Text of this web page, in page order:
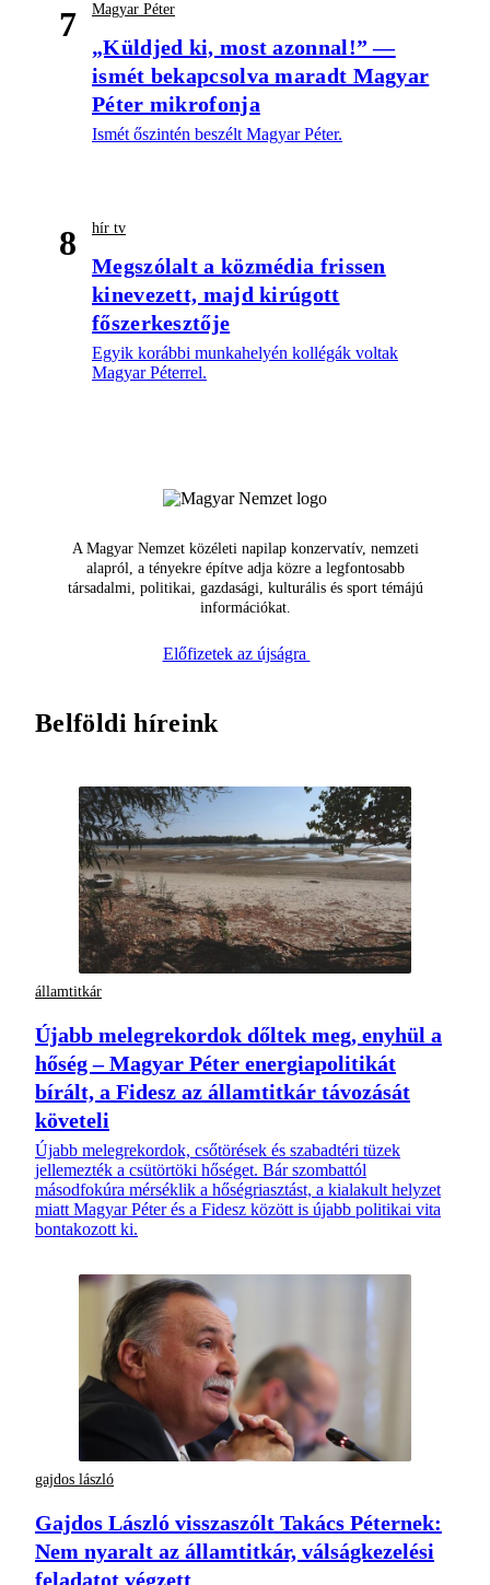
7 Magyar Péter
„Küldjed ki, most azonnal!” —
ismét bekapcsolva maradt Magyar
Péter mikrofonja
Ismét őszintén beszélt Magyar Péter.
8 hír tv
Megszólalt a közmédia frissen
kinevezett, majd kirúgott
főszerkesztője
Egyik korábbi munkahelyén kollégák voltak
Magyar Péterrel.
A Magyar Nemzet közéleti napilap konzervatív, nemzeti
alapról, a tényekre építve adja közre a legfontosabb
társadalmi, politikai, gazdasági, kulturális és sport témájú
információkat.
Előfizetek az újságra
Belföldi híreink
államtitkár
Újabb melegrekordok dőltek meg, enyhül a
hőség – Magyar Péter energiapolitikát
bírált, a Fidesz az államtitkár távozását
követeli
Újabb melegrekordok, csőtörések és szabadtéri tüzek
jellemezték a csütörtöki hőséget. Bár szombattól
másodfokúra mérséklik a hőségriasztást, a kialakult helyzet
miatt Magyar Péter és a Fidesz között is újabb politikai vita
bontakozott ki.
gajdos lászló
Gajdos László visszaszólt Takács Péternek:
Nem nyaralt az államtitkár, válságkezelési
feladatot végzett